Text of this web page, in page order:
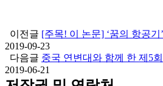
이전글 [주목! 이 논문] ‘꿈의 항공
2019-09-23
다음글 중국 연변대와 함께 한 제5
2019-06-21